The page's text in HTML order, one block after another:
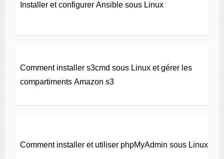
Installer et configurer Ansible sous Linux
Comment installer s3cmd sous Linux et gérer les
compartiments Amazon s3
Comment installer et utiliser phpMyAdmin sous Linux